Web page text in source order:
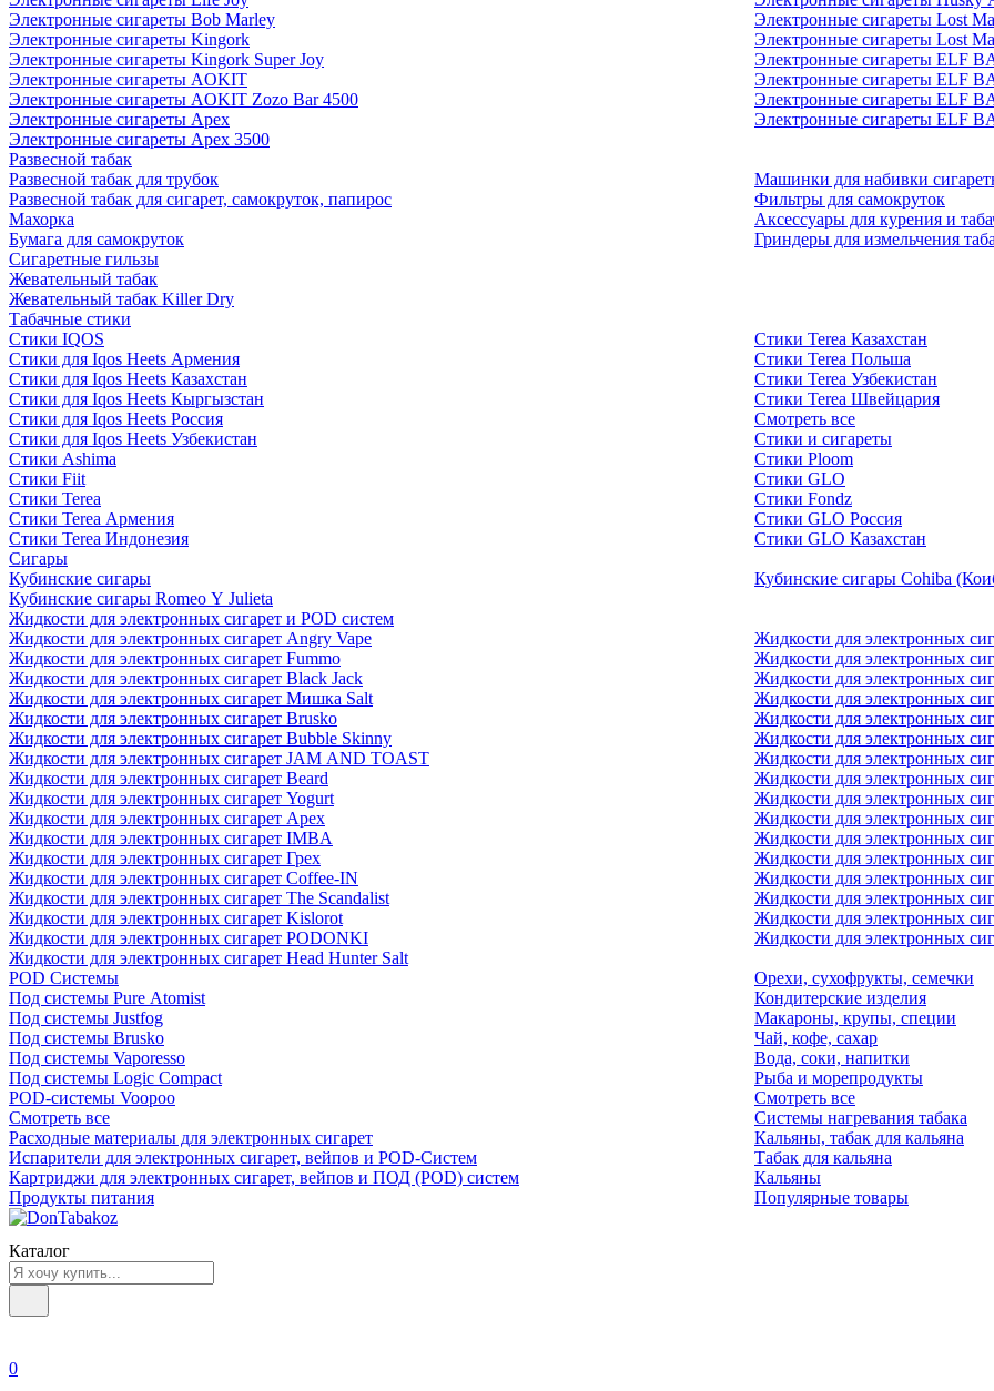
Электронные сигареты Bob Marley
Электронные сигареты Kingork
Электронные сигареты Kingork Super Joy
Электронные сигареты AOKIT
Электронные сигареты AOKIT Zozo Bar 4500
Электронные сигареты Apex
Электронные сигареты Apex 3500
Электронные сигареты Lost
Электронные сигареты Lost
Электронные сигареты ELF
Электронные сигареты ELF
Электронные сигареты ELF
Электронные сигареты ELF
Развесной табак
Развесной табак для трубок
Развесной табак для сигарет, самокруток, папирос
Махорка
Бумага для самокруток
Сигаретные гильзы
Машинки для набивки
Фильтры для самокруток
Аксессуары для курения и
Гриндеры для измельчения
Жевательный табак
Жевательный табак Killer Dry
Табачные стики
Стики IQOS
Стики для Iqos Heets Армения
Стики для Iqos Heets Казахстан
Стики для Iqos Heets Кыргызстан
Стики для Iqos Heets Россия
Стики для Iqos Heets Узбекистан
Стики Ashima
Стики Fiit
Стики Terea
Стики Terea Армения
Стики Terea Индонезия
Стики Terea Казахстан
Стики Terea Польша
Стики Terea Узбекистан
Стики Terea Швейцария
Смотреть все
Стики и сигареты
Стики Ploom
Стики GLO
Стики Fondz
Стики GLO Россия
Стики GLO Казахстан
Сигары
Кубинские сигары
Кубинские сигары Romeo Y Julieta
Кубинские сигары Cohiba
Жидкости для электронных сигарет и POD систем
Жидкости для электронных сигарет Angry Vape
Жидкости для электронных сигарет Fummo
Жидкости для электронных сигарет Black Jack
Жидкости для электронных сигарет Мишка Salt
Жидкости для электронных сигарет Brusko
Жидкости для электронных сигарет Bubble Skinny
Жидкости для электронных сигарет JAM AND TOAST
Жидкости для электронных сигарет Beard
Жидкости для электронных сигарет Yogurt
Жидкости для электронных сигарет Apex
Жидкости для электронных сигарет IMBA
Жидкости для электронных сигарет Грех
Жидкости для электронных сигарет Coffee-IN
Жидкости для электронных сигарет The Scandalist
Жидкости для электронных сигарет Kislorot
Жидкости для электронных сигарет PODONKI
Жидкости для электронных сигарет Head Hunter Salt
Жидкости для электронных
Жидкости для электронных
Жидкости для электронных
Жидкости для электронных
Жидкости для электронных
Жидкости для электронных
Жидкости для электронных
Жидкости для электронных
Жидкости для электронных
Жидкости для электронных
Жидкости для электронных
Жидкости для электронных
Жидкости для электронных
Жидкости для электронных
Жидкости для электронных
Жидкости для электронных
POD Системы
Под системы Pure Atomist
Под системы Justfog
Под системы Brusko
Под системы Vaporesso
Под системы Logic Compact
POD-системы Voopoo
Смотреть все
Расходные материалы для электронных сигарет
Испарители для электронных сигарет, вейпов и POD-Систем
Картриджи для электронных сигарет, вейпов и ПОД (POD) систем
Продукты питания
Орехи, сухофрукты, семечки
Кондитерские изделия
Макароны, крупы, специи
Чай, кофе, сахар
Вода, соки, напитки
Рыба и морепродукты
Смотреть все
Системы нагревания табака
Кальяны, табак для кальяна
Табак для кальяна
Кальяны
Популярные товары
Каталог
0